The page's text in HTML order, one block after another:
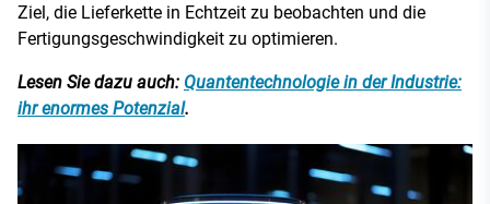
Ziel, die Lieferkette in Echtzeit zu beobachten und die
Fertigungsgeschwindigkeit zu optimieren.
Lesen Sie dazu auch: Quantentechnologie in der Industrie:
ihr enormes Potenzial.